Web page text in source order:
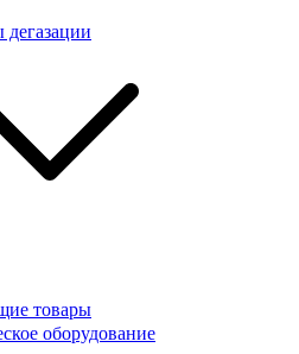
товары
оборудование